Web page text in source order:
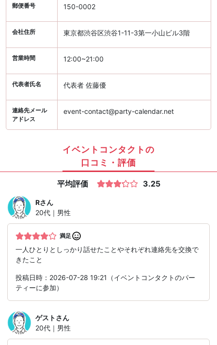
郵便番号 150-0002
会社住所 東京都渋谷区渋谷1-11-3第一小山ビル3階
営業時間 12:00~21:00
代表者氏名 代表者 佐藤優
連絡先メール
アドレス
event-contact@party-calendar.net
イベントコンタクトの
口コミ・評価
平均評価 3.25
Rさん
20代｜男性
満足
一人ひとりとしっかり話せたことやそれぞれ連絡先を交換で
きたこと
投稿日時：2026-07-28 19:21（イベントコンタクトのパー
ティーに参加）
ゲストさん
20代｜男性